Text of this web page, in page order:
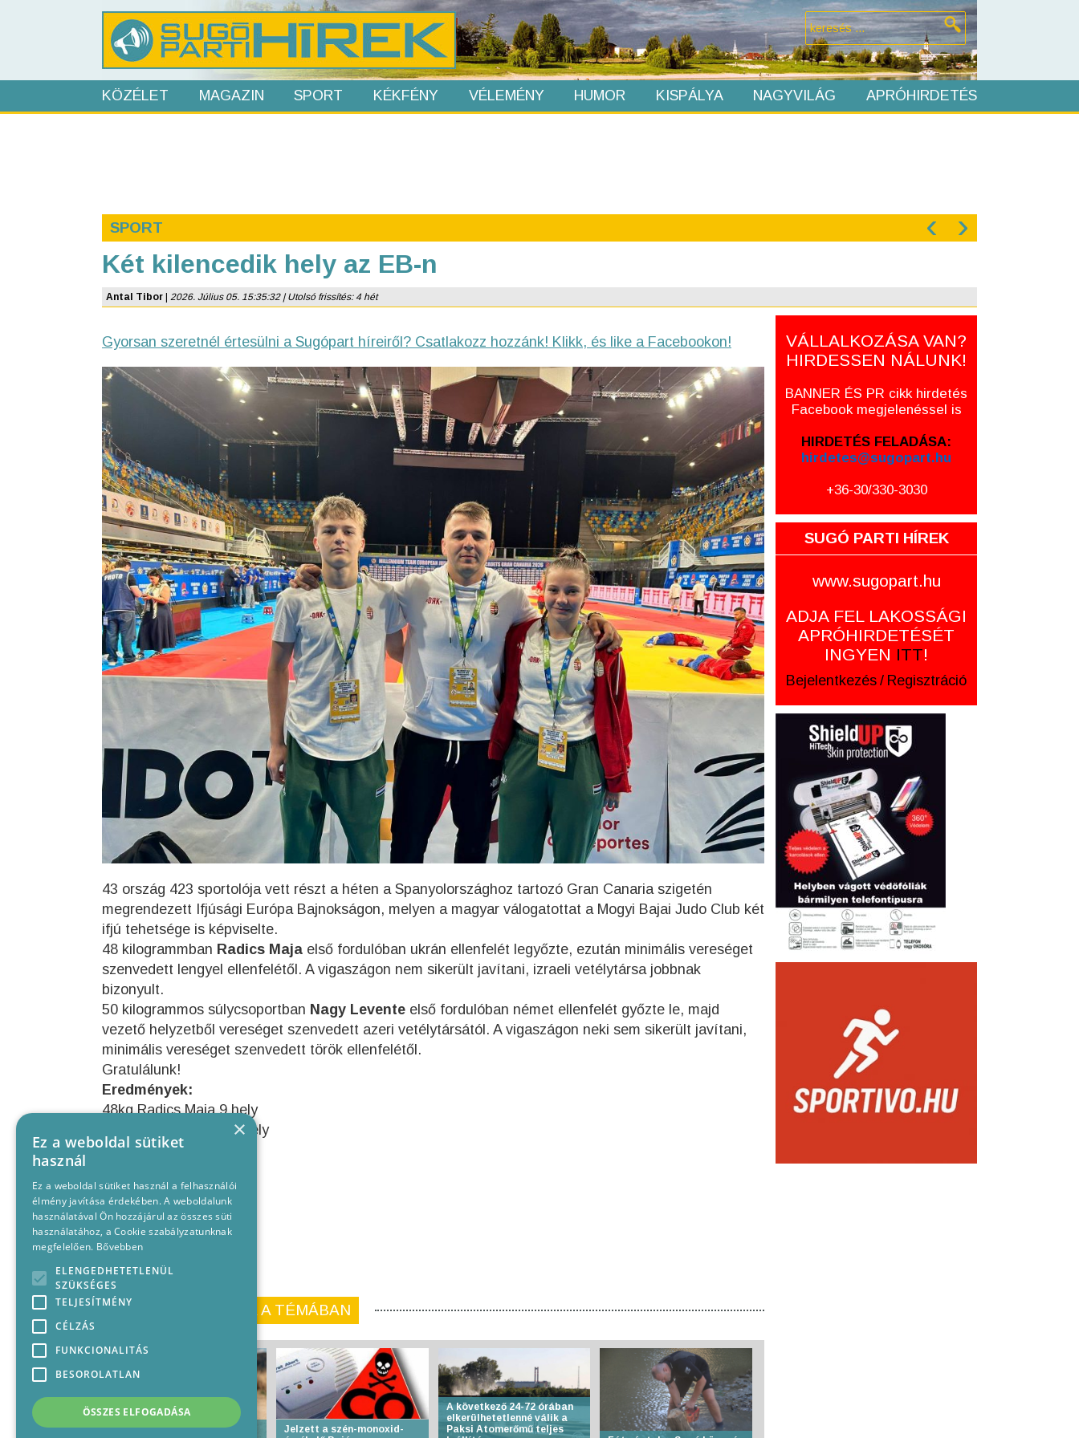
KÖZÉLET MAGAZIN SPORT KÉKFÉNY VÉLEMÉNY HUMOR KISPÁLYA NAGYVILÁG APRÓHIRDETÉS
SPORT ‹ ›
Két kilencedik hely az EB-n
Antal Tibor 2026. Július 05. 15:35:32 | Utolsó frissítés: 4 hét
Gyorsan szeretnél értesülni a Sugópart híreiről? Csatlakozz hozzánk! Klikk, és like a Facebookon!
43 ország 423 sportolója vett részt a héten a Spanyolországhoz tartozó Gran Canaria szigetén
megrendezett Ifjúsági Európa Bajnokságon, melyen a magyar válogatottat a Mogyi Bajai Judo Club két
ifjú tehetsége is képviselte.
48 kilogrammban Radics Maja első fordulóban ukrán ellenfelét legyőzte, ezután minimális vereséget
szenvedett lengyel ellenfelétől. A vigaszágon nem sikerült javítani, izraeli vetélytársa jobbnak
bizonyult.
50 kilogrammos súlycsoportban Nagy Levente első fordulóban német ellenfelét győzte le, majd
vezető helyzetből vereséget szenvedett azeri vetélytársától. A vigaszágon neki sem sikerült javítani,
minimális vereséget szenvedett török ellenfelétől.
Gratulálunk!
Eredmények:
48kg Radics Maja 9.hely
50kg Nagy Levente 9.hely
KORÁBBI CIKKEINK A TÉMÁBAN
Életbe lép az I. fokú
Jelzett a szén-monoxid-
A következő 24-72 órában
elkerülhetetlenné válik a
Paksi Atomerőmű teljes
VÁLLALKOZÁSA VAN?
HIRDESSEN NÁLUNK!
BANNER ÉS PR cikk hirdetés
Facebook megjelenéssel is
HIRDETÉS FELADÁSA:
hirdetes@sugopart.hu
+36-30/330-3030
SUGÓ PARTI HÍREK
www.sugopart.hu
ADJA FEL LAKOSSÁGI
APRÓHIRDETÉSÉT
INGYEN ITT!
Bejelentkezés / Regisztráció
×
Ez a weboldal sütiket
használ
Ez a weboldal sütiket használ a felhasználói
élmény javítása érdekében. A weboldalunk
használatával Ön hozzájárul az összes süti
használatához, a Cookie szabályzatunknak
megfelelően. Bővebben
ELENGEDHETETLENÜL
SZÜKSÉGES
TELJESÍTMÉNY
CÉLZÁS
FUNKCIONALITÁS
BESOROLATLAN
ÖSSZES ELFOGADÁSA